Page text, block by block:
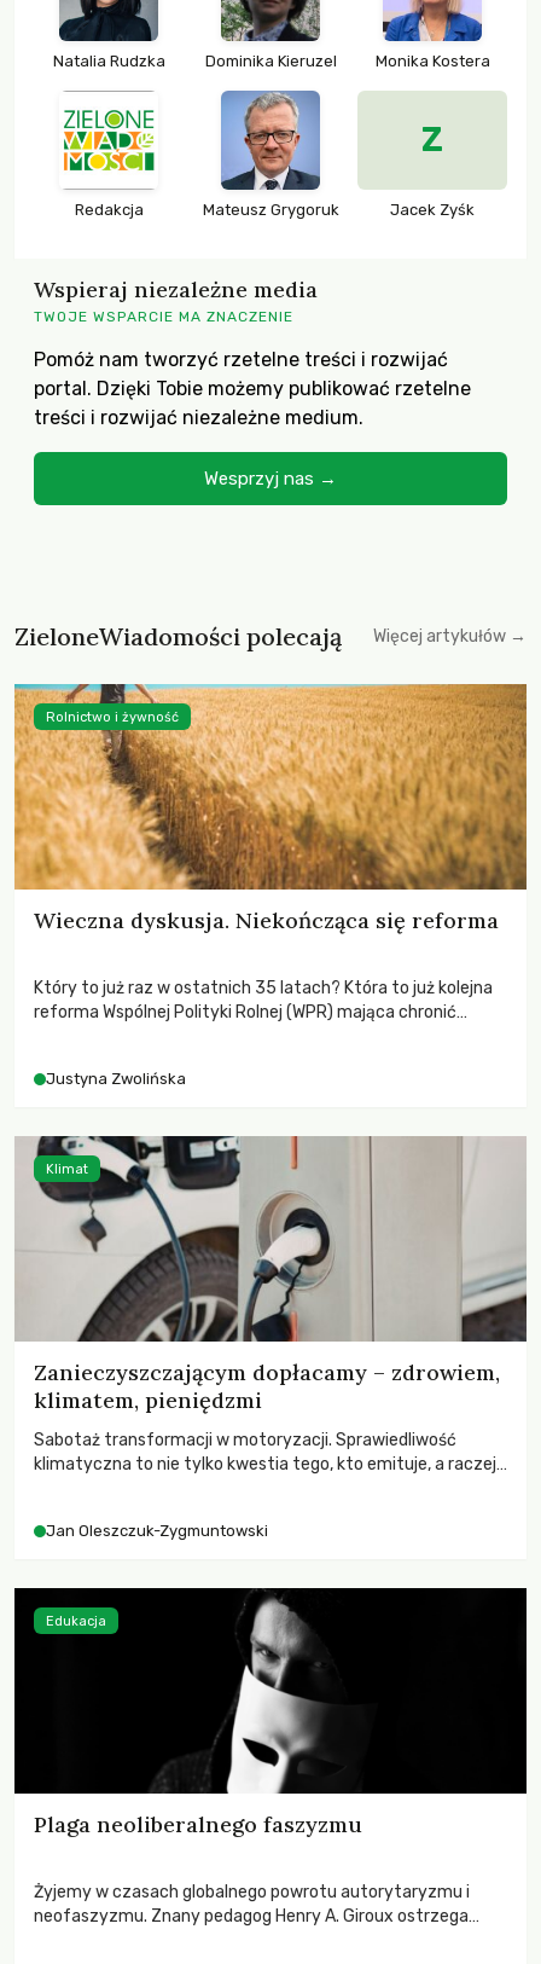
Natalia Rudzka Dominika Kieruzel Monika Kostera
Redakcja Mateusz Grygoruk
Z
Jacek Zyśk
Wspieraj niezależne media
TWOJE WSPARCIE MA ZNACZENIE
Pomóż nam tworzyć rzetelne treści i rozwijać
portal. Dzięki Tobie możemy publikować rzetelne
treści i rozwijać niezależne medium.
Wesprzyj nas →
ZieloneWiadomości polecają Więcej artykułów →
Wieczna dyskusja. Niekończąca się reforma
Który to już raz w ostatnich 35 latach? Która to już kolejna
reforma Wspólnej Polityki Rolnej (WPR) mająca chronić
Justyna Zwolińska
Rolnictwo i żywność
Zanieczyszczającym dopłacamy – zdrowiem,
klimatem, pieniędzmi
Sabotaż transformacji w motoryzacji. Sprawiedliwość
klimatyczna to nie tylko kwestia tego, kto emituje, a raczej
Jan Oleszczuk-Zygmuntowski
Klimat
Plaga neoliberalnego faszyzmu
Żyjemy w czasach globalnego powrotu autorytaryzmu i
neofaszyzmu. Znany pedagog Henry A. Giroux ostrzega
Edukacja